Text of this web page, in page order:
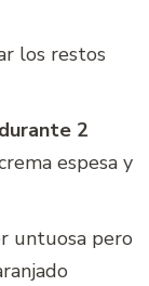
los restos
2
espesa y
untuosa pero